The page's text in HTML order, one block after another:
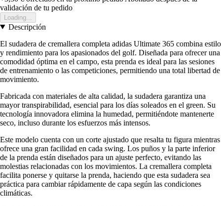
validación de tu pedido
Loading...
Descripción
El sudadera de cremallera completa adidas Ultimate 365 combina estilo
y rendimiento para los apasionados del golf. Diseñada para ofrecer una
comodidad óptima en el campo, esta prenda es ideal para las sesiones
de entrenamiento o las competiciones, permitiendo una total libertad de
movimiento.
Fabricada con materiales de alta calidad, la sudadera garantiza una
mayor transpirabilidad, esencial para los días soleados en el green. Su
tecnología innovadora elimina la humedad, permitiéndote mantenerte
seco, incluso durante los esfuerzos más intensos.
Este modelo cuenta con un corte ajustado que resalta tu figura mientras
ofrece una gran facilidad en cada swing. Los puños y la parte inferior
de la prenda están diseñados para un ajuste perfecto, evitando las
molestias relacionadas con los movimientos. La cremallera completa
facilita ponerse y quitarse la prenda, haciendo que esta sudadera sea
práctica para cambiar rápidamente de capa según las condiciones
climáticas.